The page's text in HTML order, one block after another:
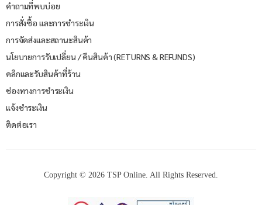
คำถามที่พบบ่อย
การสั่งซื้อ และการชำระเงิน
การจัดส่งและสถานะสินค้า
นโยบายการรับเปลี่ยน / คืนสินค้า (RETURNS & REFUNDS)
คลิกและรับสินค้าที่ร้าน
ช่องทางการชำระเงิน
แจ้งชำระเงิน
ติดต่อเรา
Copyright © 2026 TSP Online. All Rights Reserved.